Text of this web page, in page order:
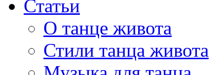
Статьи
О танце живота
Стили танца живота